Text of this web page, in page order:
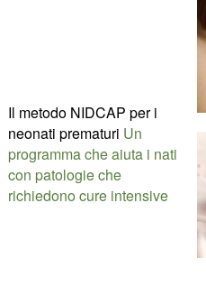
Il metodo NIDCAP per i
neonati prematuri Un
programma che aiuta i nati
con patologie che
richiedono cure intensive